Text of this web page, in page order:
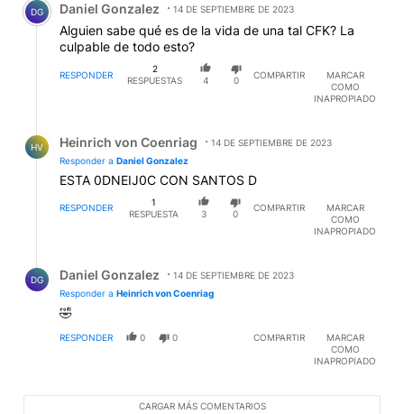
DG Daniel Gonzalez 14 DE SEPTIEMBRE DE 2023
Alguien sabe qué es de la vida de una tal CFK? La
culpable de todo esto?
RESPONDER
2
RESPUESTAS
4 0
COMPARTIR
MARCAR
COMO
INAPROPIADO
HV Heinrich von Coenriag
14 DE SEPTIEMBRE DE 2023
Responder a Daniel Gonzalez
ESTA 0DNEIJ0C CON SANTOS D
RESPONDER
1
RESPUESTA
3 0
COMPARTIR
MARCAR
COMO
INAPROPIADO
DG Daniel Gonzalez
14 DE SEPTIEMBRE DE 2023
Responder a Heinrich von Coenriag
🤣
RESPONDER 0 0 COMPARTIR
MARCAR
COMO
INAPROPIADO
CARGAR MÁS COMENTARIOS